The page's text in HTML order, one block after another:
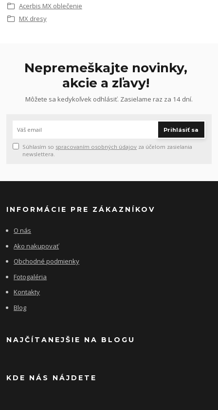
Acerbis MX oblečenie
MX dresy
Nepremeškajte novinky,
akcie a zľavy!
Môžete sa kedykoľvek odhlásiť. Zasielame raz za 14 dní.
Prihlásiť sa
Súhlasím so spracovaním osobných údajov za účelom zasielania
newslettera.
INFORMÁCIE PRE ZÁKAZNÍKOV
O nás
Ako nakupovať
Obchodné podmienky
Fotogaléria
Kontakty
Blog
NAJČÍTANEJŠIE NA BLOGU
KDE NÁS NÁJDETE